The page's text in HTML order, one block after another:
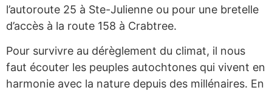
l’autoroute 25 à Ste-Julienne ou pour une bretelle
d’accès à la route 158 à Crabtree.
Pour survivre au dérèglement du climat, il nous
faut écouter les peuples autochtones qui vivent en
harmonie avec la nature depuis des millénaires. En